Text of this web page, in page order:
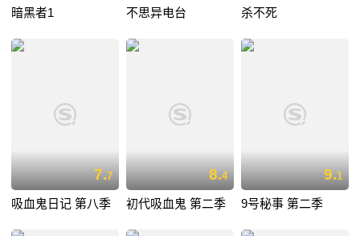
暗黑者1 不思异电台 杀不死
7.7
吸血鬼日记 第八季
8.4
初代吸血鬼 第二季
9.1
9号秘事 第二季